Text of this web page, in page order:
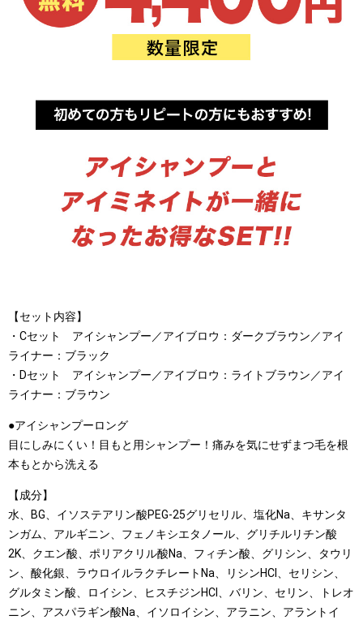
【セット内容】
・Cセット アイシャンプー／アイブロウ：ダークブラウン／アイ
ライナー：ブラック
・Dセット アイシャンプー／アイブロウ：ライトブラウン／アイ
ライナー：ブラウン
●アイシャンプーロング
目にしみにくい！目もと用シャンプー！痛みを気にせずまつ毛を根
本もとから洗える
【成分】
水、BG、イソステアリン酸PEG-25グリセリル、塩化Na、キサンタ
ンガム、アルギニン、フェノキシエタノール、グリチルリチン酸
2K、クエン酸、ポリアクリル酸Na、フィチン酸、グリシン、タウリ
ン、酸化銀、ラウロイルラクチレートNa、リシンHCI、セリシン、
グルタミン酸、ロイシン、ヒスチジンHCI、バリン、セリン、トレオ
ニン、アスパラギン酸Na、イソロイシン、アラニン、アラントイ